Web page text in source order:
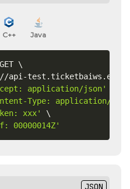
C++ Java
\
api-
application/json'
Type: application/
xxx'
\
00000014Z'
JSON